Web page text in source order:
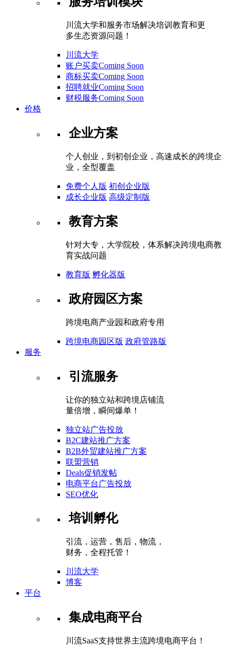
川流大学和服务市场解决培训教育和更
多生态资源问题！
川流大学
账户买卖Coming Soon
商标买卖Coming Soon
招聘就业Coming Soon
财税服务Coming Soon
价格
企业方案
个人创业，到初创企业，高速成长的跨境企
业，全型覆盖
免费个人版 初创企业版
成长企业版 高级定制版
教育方案
针对大专，大学院校，体系解决跨境电商教
育实战问题
教育版 孵化器版
政府园区方案
跨境电商产业园和政府专用
跨境电商园区版 政府管路版
服务
引流服务
让你的独立站和跨境店铺流
量倍增，瞬间爆单！
独立站广告投放
B2C建站推广方案
B2B外贸建站推广方案
联盟营销
Deals促销发帖
电商平台广告投放
SEO优化
培训孵化
引流，运营，售后，物流，
财务，全程托管！
川流大学
博客
平台
集成电商平台
川流SaaS支持世界主流跨境电商平台！